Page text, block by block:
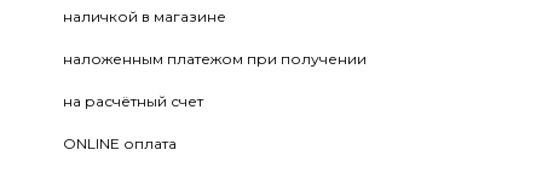
наличкой в магазине
наложенным платежом при получении
на расчётный счет
ONLINE оплата